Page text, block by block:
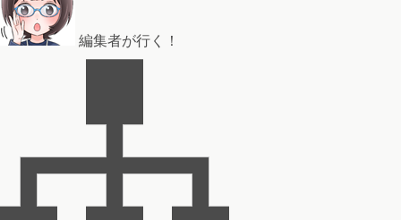
編集者が行く！